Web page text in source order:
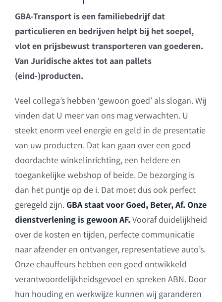
GBA-Transport is een familiebedrijf dat
particulieren en bedrijven helpt bij het soepel,
vlot en prijsbewust transporteren van goederen.
Van Juridische aktes tot aan pallets
(eind-)producten.
Veel collega’s hebben ‘gewoon goed’ als slogan. Wij
vinden dat U meer van ons mag verwachten. U
steekt enorm veel energie en geld in de presentatie
van uw producten. Dat kan gaan over een goed
doordachte winkelinrichting, een heldere en
toegankelijke webshop of beide. De bezorging is
dan het puntje op de i. Dat moet dus ook perfect
geregeld zijn. GBA staat voor Goed, Beter, Af. Onze
dienstverlening is gewoon AF. Vooraf duidelijkheid
over de kosten en tijden, perfecte communicatie
naar afzender en ontvanger, representatieve auto’s.
Onze chauffeurs hebben een goed ontwikkeld
verantwoordelijkheidsgevoel en spreken ABN. Door
hun houding en werkwijze kunnen wij garanderen